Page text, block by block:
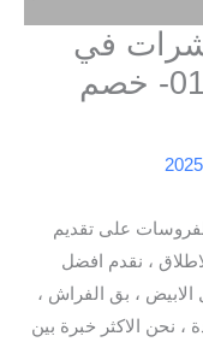
في
الفروسات 01033162010- خصم
على تقديم
، نقدم افضل
الابيض ، بق الفراش ،
، نحن الاكثر خبرة بين